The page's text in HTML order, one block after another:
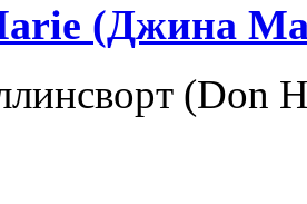
(Джина
(Don